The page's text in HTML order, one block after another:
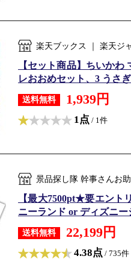
楽天ブックス ｜ 楽天ジ
【セット商品】ちいか
レおおめセット、3 うさ
送料無料 1,939円
1点 / 1件
景品探し隊 幹事さんお
【最大7500pt★要エント
ニーランド or ディズニ
送料無料 22,199円
4.38点 / 735件